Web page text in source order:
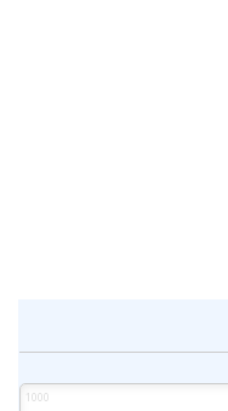
1000